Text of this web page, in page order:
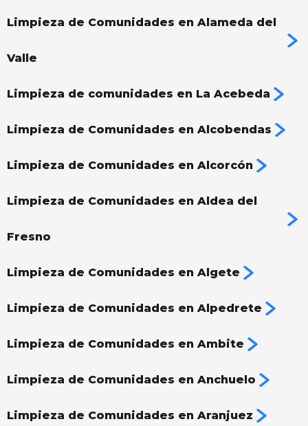
Limpieza de Comunidades en Alameda del
Valle
Limpieza de comunidades en La Acebeda
Limpieza de Comunidades en Alcobendas
Limpieza de Comunidades en Alcorcón
Limpieza de Comunidades en Aldea del
Fresno
Limpieza de Comunidades en Algete
Limpieza de Comunidades en Alpedrete
Limpieza de Comunidades en Ambite
Limpieza de Comunidades en Anchuelo
Limpieza de Comunidades en Aranjuez